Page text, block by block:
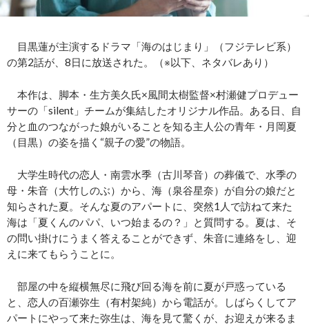
目黒蓮が主演するドラマ「海のはじまり」（フジテレビ系）
の第2話が、8日に放送された。（※以下、ネタバレあり）
本作は、脚本・生方美久氏×風間太樹監督×村瀬健プロデュー
サーの「silent」チームが集結したオリジナル作品。ある日、自
分と血のつながった娘がいることを知る主人公の青年・月岡夏
（目黒）の姿を描く“親子の愛”の物語。
大学生時代の恋人・南雲水季（古川琴音）の葬儀で、水季の
母・朱音（大竹しのぶ）から、海（泉谷星奈）が自分の娘だと
知らされた夏。そんな夏のアパートに、突然1人で訪ねて来た
海は「夏くんのパパ、いつ始まるの？」と質問する。夏は、そ
の問い掛けにうまく答えることができず、朱音に連絡をし、迎
えに来てもらうことに。
部屋の中を縦横無尽に飛び回る海を前に夏が戸惑っている
と、恋人の百瀬弥生（有村架純）から電話が。しばらくしてア
パートにやって来た弥生は、海を見て驚くが、お迎えが来るま